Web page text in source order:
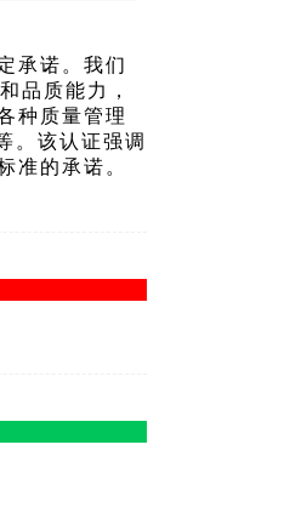
承诺。我们
品质能力，
种质量管理
。该认证强调
准的承诺。